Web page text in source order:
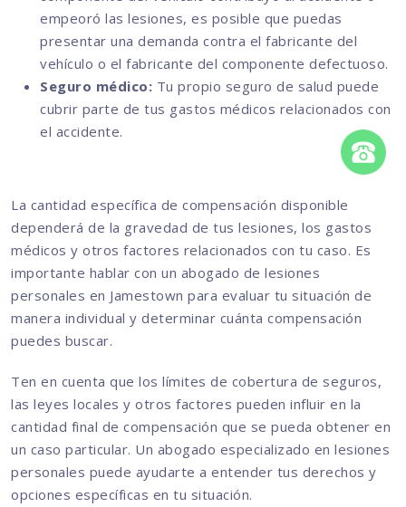
empeoró las lesiones, es posible que puedas
presentar una demanda contra el fabricante del
vehículo o el fabricante del componente defectuoso.
Seguro médico: Tu propio seguro de salud puede
cubrir parte de tus gastos médicos relacionados con
el accidente.
La cantidad específica de compensación disponible
dependerá de la gravedad de tus lesiones, los gastos
médicos y otros factores relacionados con tu caso. Es
importante hablar con un abogado de lesiones
personales en Jamestown para evaluar tu situación de
manera individual y determinar cuánta compensación
puedes buscar.
Ten en cuenta que los límites de cobertura de seguros,
las leyes locales y otros factores pueden influir en la
cantidad final de compensación que se pueda obtener en
un caso particular. Un abogado especializado en lesiones
personales puede ayudarte a entender tus derechos y
opciones específicas en tu situación.